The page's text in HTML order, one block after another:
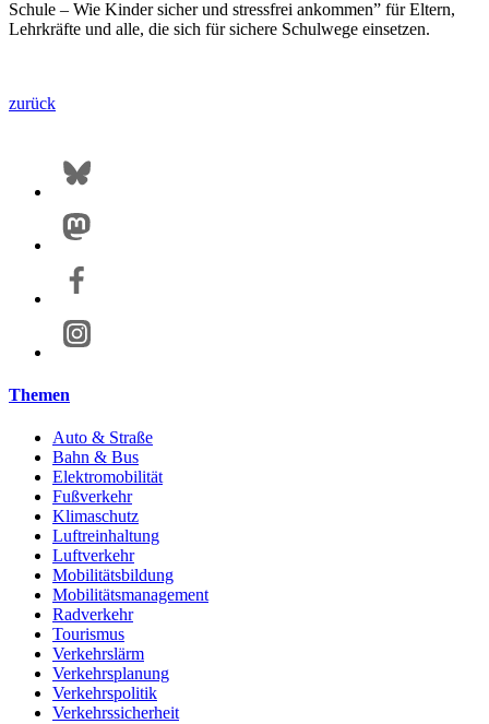
Schule – Wie Kinder sicher und stressfrei ankommen” für Eltern,
Lehrkräfte und alle, die sich für sichere Schulwege einsetzen.
zurück
Themen
Auto & Straße
Bahn & Bus
Elektromobilität
Fußverkehr
Klimaschutz
Luftreinhaltung
Luftverkehr
Mobilitätsbildung
Mobilitätsmanagement
Radverkehr
Tourismus
Verkehrslärm
Verkehrsplanung
Verkehrspolitik
Verkehrssicherheit